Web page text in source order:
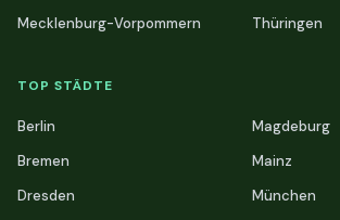
Mecklenburg-Vorpommern
Thüringen
TOP STÄDTE
Berlin
Bremen
Dresden
Magdeburg
Mainz
München